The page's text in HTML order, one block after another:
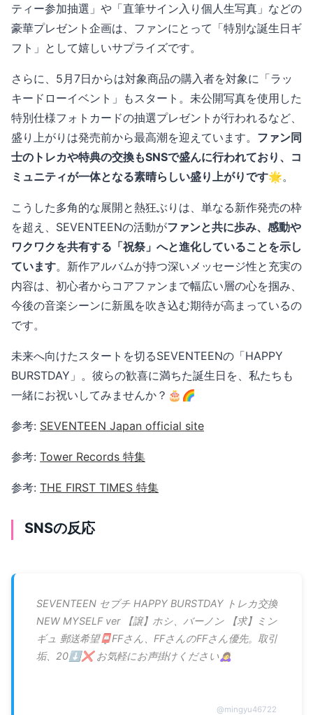
ティー参加抽選」や「直筆サイン入り個人生写真」などの
豪華プレゼント企画は、ファンにとって「特別な誕生日ギ
フト」として嬉しいサプライズです。
さらに、5月7日からは対象商品の購入者を対象に「ラッ
キードローイベント」もスタート。未公開写真を使用した
特別仕様フォトカードの抽選プレゼントが行われるなど、
盛り上がりは発売前から最高潮を迎えています。 ファン同
士のトレカや特典の交換もSNSで盛んに行われており、コ
ミュニティが一体となる素晴らしい盛り上がりです🌟。
こうした多角的な展開と熱狂ぶりは、単なる新作発売の枠
を超え、SEVENTEENの活動がファンと共に歩み、感動や
ワクワクを共有する「祝祭」へと進化していることを示し
ています。新作アルバムが持つ深いメッセージ性と充実の
内容は、初心者からコアファンまで幅広い層の心を掴み、
今後の音楽シーンに新風を吹き込む期待が高まっているの
です。
未来へ向けたスタートを切るSEVENTEENの「HAPPY
BURSTDAY」。彼らの歓喜に満ちた誕生日を、私たちも
一緒にお祝いしてみませんか？🎂🌈
参考: SEVENTEEN Japan official site
参考: Tower Records 特集
参考: THE FIRST TIMES 特集
SNSの反応
SEVENTEEN セブチ HAPPY BURSTDAY トレカ交換
NEW MYSELF ver 【譲】ホシ、バーノン 【求】ミン
ギュ 郵送希望📮FFさん、FFさんのFFさん優先。取引
垢、20⬇️❌ お気軽にお声掛けください🙇‍♀️
@mingyu46722